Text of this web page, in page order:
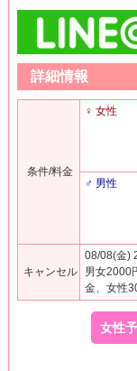
詳細情報
条件/料金
♀ 女性
♂ 男性
キャンセル
08/08(金)
男女2000
金、女性
女性